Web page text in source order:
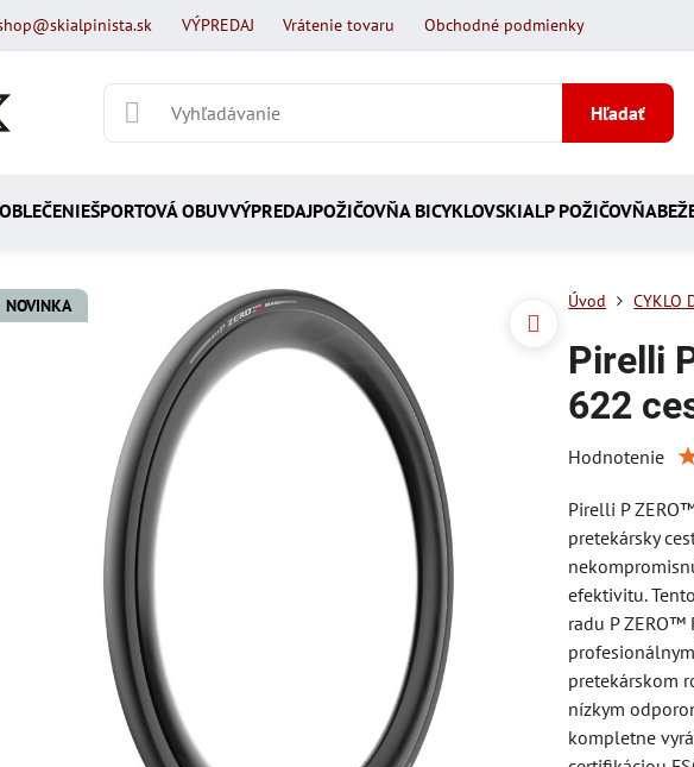
VÝPREDAJ Vrátenie tovaru Obchodné podmienky
Hľadať
ŠPORTOVÁ OBUVVÝPREDAJPOŽIČOVŇA BICYKLOVSKIALP POŽIČOVŇA
NOVINKA Úvod CYKLO
Pirelli
622
Hodnotenie
Pirelli P
pretekársky
efektivitu.
radu P ZERO™
pretekárskom
nízkym
kompletne